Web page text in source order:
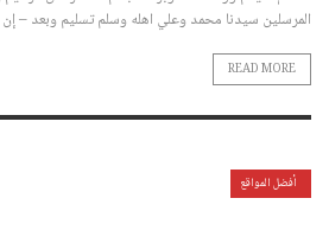
المرسلين سيدنا محمد وعلي اهله وسلم تسليم وبعد –
READ MORE
أفضل المواقع